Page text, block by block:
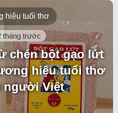
hiệu tuổi thơ
tháng trước
chén bột gạo lứt
hiệu tuổi thơ
người Việt